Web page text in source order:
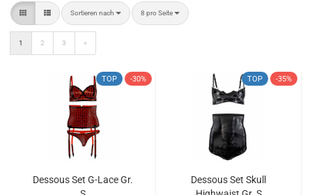
Sortieren nach
Sortieren nach 8 pro Seite
pro Seite
1 2 3 »
TOP -30%
Dessous Set G-Lace Gr.
TOP -35%
Dessous Set Skull